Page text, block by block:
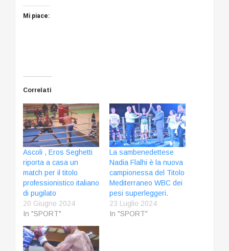
Mi piace:
Correlati
Ascoli , Eros Seghetti
riporta a casa un
match per il titolo
professionistico italiano
di pugilato
20 Giugno 2024
In "SPORT"
La sambenedettese
Nadia Flalhi è la nuova
campionessa del Titolo
Mediterraneo WBC dei
pesi superleggeri.
23 Luglio 2024
In "SPORT"